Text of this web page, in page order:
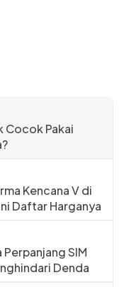
Cocok Pakai
Kencana V di
Daftar Harganya
Perpanjang SIM
Denda